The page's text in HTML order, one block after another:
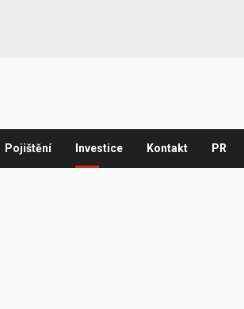
Pojištění Investice Kontakt PR